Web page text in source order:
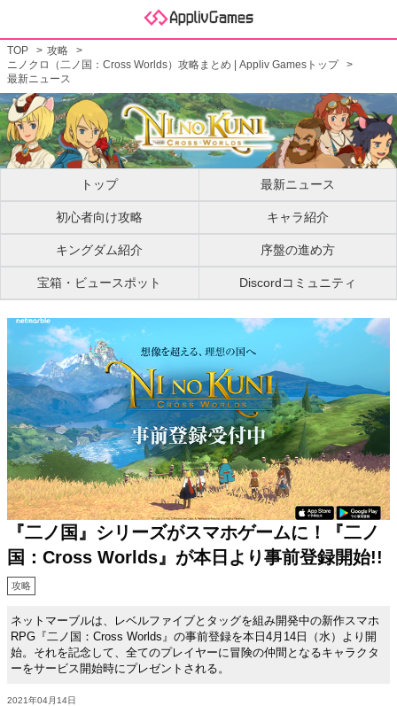
TOP
攻略
ニノクロ（二ノ国：Cross Worlds）攻略まとめ | Appliv Gamesトップ
最新ニュース
トップ 最新ニュース
初心者向け攻略 キャラ紹介
キングダム紹介 序盤の進め方
宝箱・ビュースポット Discordコミュニティ
『二ノ国』シリーズがスマホゲームに！『二ノ
国：Cross Worlds』が本日より事前登録開始!!
攻略
ネットマーブルは、レベルファイブとタッグを組み開発中の新作スマホ
RPG『二ノ国：Cross Worlds』の事前登録を本日4月14日（水）より開
始。それを記念して、全てのプレイヤーに冒険の仲間となるキャラクタ
ーをサービス開始時にプレゼントされる。
2021年04月14日